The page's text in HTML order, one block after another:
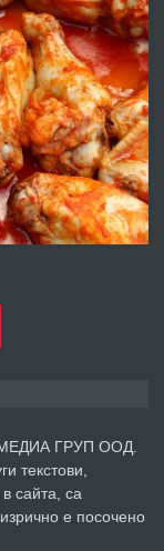
преди 1 година
преди 1 година
преди 2 години
МЕДИА ГРУП ООД.
текстови,
сайта, са
е посочено